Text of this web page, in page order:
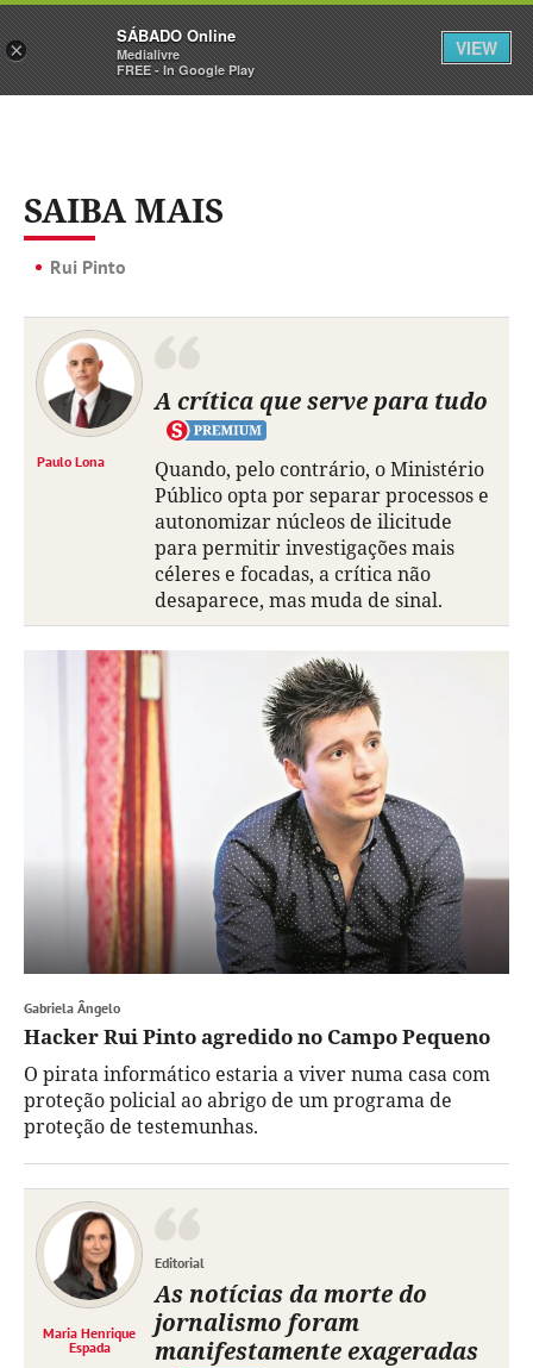
Sábado Assine Iniciar Sessão
SAIBA MAIS
Rui Pinto
Paulo Lona
A crítica que serve para tudo
Quando, pelo contrário, o Ministério
Público opta por separar processos e
autonomizar núcleos de ilicitude
para permitir investigações mais
céleres e focadas, a crítica não
desaparece, mas muda de sinal.
Gabriela Ângelo
Hacker Rui Pinto agredido no Campo Pequeno
O pirata informático estaria a viver numa casa com
proteção policial ao abrigo de um programa de
proteção de testemunhas.
Maria Henrique
Espada
Editorial
As notícias da morte do
jornalismo foram
manifestamente exageradas
×
SÁBADO Online
Medialivre
FREE - In Google Play
VIEW